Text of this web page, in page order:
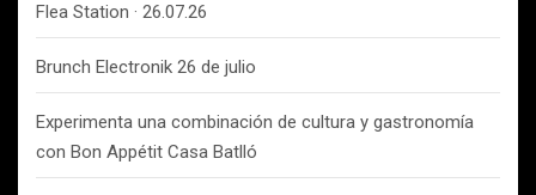
Flea Station · 26.07.26
Brunch Electronik 26 de julio
Experimenta una combinación de cultura y gastronomía
con Bon Appétit Casa Batlló